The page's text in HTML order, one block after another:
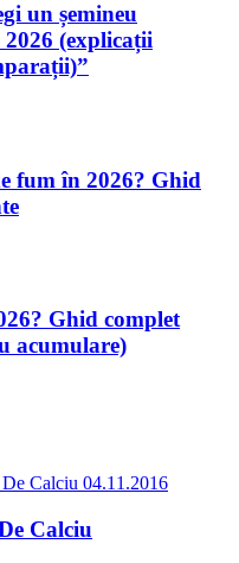
un șemineu
(explicații
fum în 2026? Ghid
Ghid complet
acumulare)
04.11.2016
Calciu